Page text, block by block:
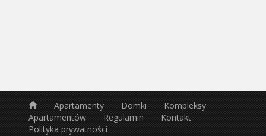
Apartamenty Domki
Kompleksy
Apartamentów
Regulamin
Kontakt
Polityka prywatności